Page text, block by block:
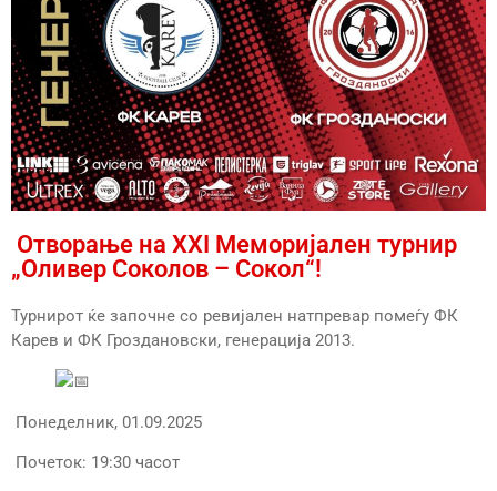
Отворање на XXI Меморијален турнир
„Оливер Соколов – Сокол“!
Турнирот ќе започне со ревијален натпревар помеѓу ФК
Карев и ФК Гроздановски, генерација 2013.
Понеделник, 01.09.2025
Почеток: 19:30 часот